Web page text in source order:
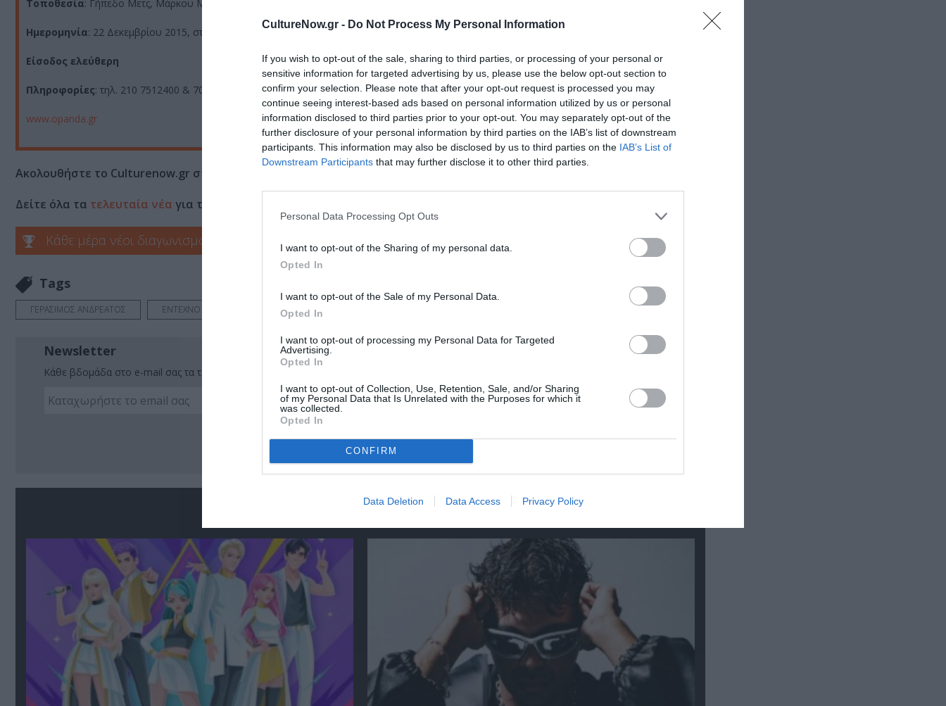
CultureNow.gr - Do Not Process My Personal Information
If you wish to opt-out of the sale, sharing to third parties, or processing of your personal or
sensitive information for targeted advertising by us, please use the below opt-out section to
confirm your selection. Please note that after your opt-out request is processed you may
continue seeing interest-based ads based on personal information utilized by us or personal
information disclosed to third parties prior to your opt-out. You may separately opt-out of the
further disclosure of your personal information by third parties on the IAB’s list of downstream
participants. This information may also be disclosed by us to third parties on the IAB’s List of
Downstream Participants that may further disclose it to other third parties.
Personal Data Processing Opt Outs
I want to opt-out of the Sharing of my personal data.
Opted In
I want to opt-out of the Sale of my Personal Data.
Opted In
I want to opt-out of processing my Personal Data for Targeted
Advertising.
Opted In
I want to opt-out of Collection, Use, Retention, Sale, and/or Sharing
of my Personal Data that Is Unrelated with the Purposes for which it
was collected.
Opted In
CONFIRM
Data Deletion Data Access Privacy Policy
Τοποθεσία: Γήπεδο Μετς, Μάρκου Μουσούρου 70
Ημερομηνία: 22 Δεκεμβρίου 2015, στις 20.00
Είσοδος ελεύθερη
Πληροφορίες: τηλ. 210 7512400 & 7014500
www.opanda.gr
Ακολουθήστε το Culturenow.gr στο
Δείτε όλα τα τελευταία νέα για την Τέχνη και τον Πολιτισμό στο
Κάθε μέρα νέοι διαγωνισμοί στο Culturenow.gr Δες εδώ!❯
Tags
ΓΕΡΑΣΙΜΟΣ ΑΝΔΡΕΑΤΟΣ ΕΝΤΕΧΝΟ - ΛΑΪΚΟ - ΠΑΡΑΔΟΣΙΑΚΗ
Newsletter
Κάθε βδομάδα στο e-mail σας τα τελευταία νέα για την Τέχνη και τον Πολιτισμό!
Σχετικά Άρθρα